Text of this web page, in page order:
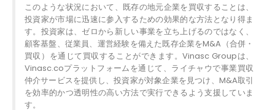
このような状況において、既存の地元企業を買収することは、
投資家が市場に迅速に参入するための効果的な方法となり得ま
す。投資家は、ゼロから新しい事業を立ち上げるのではなく、
顧客基盤、従業員、運営経験を備えた既存企業をM&A（合併・
買収）を通じて買収することができます。Vinasc Groupは、
Vinasc.coプラットフォームを通じて、ライチャウで事業買収
仲介サービスを提供し、投資家が対象企業を見つけ、M&A取引
を効率的かつ透明性の高い方法で実行できるよう支援していま
す。